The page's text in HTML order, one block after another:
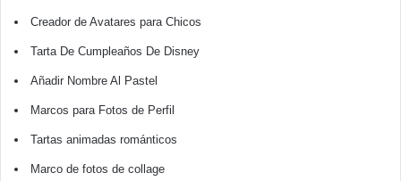
Creador de Avatares para Chicos
Tarta De Cumpleaños De Disney
Añadir Nombre Al Pastel
Marcos para Fotos de Perfil
Tartas animadas románticos
Marco de fotos de collage